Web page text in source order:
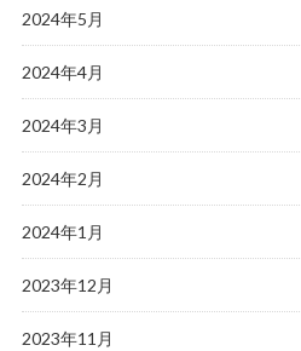
2024年5月
2024年4月
2024年3月
2024年2月
2024年1月
2023年12月
2023年11月